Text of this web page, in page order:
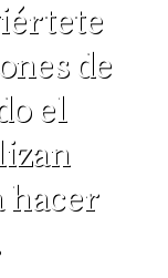
de
el
hacer